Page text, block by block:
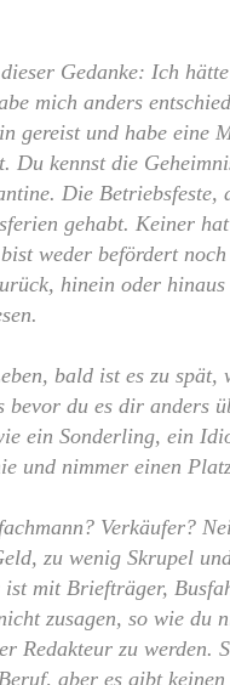
Gedanke: Ich
mich anders
gereist und habe eine
Du kennst die
Die Betriebsfeste,
gehabt. Keiner
weder befördert
hinein oder hinaus
bald ist es zu spät,
bevor du es dir anders
ein Sonderling, ein
und nimmer einen
Verkäufer?
zu wenig Skrupel
mit Briefträger,
zusagen, so wie du
Redakteur zu werden.
aber es gibt